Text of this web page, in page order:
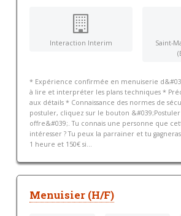
Interaction Interim
Saint-
* Expérience confirmée en menuiserie
à lire et interpréter les plans techniques *
aux détails * Connaissance des normes de
postuler, cliquez sur le bouton
offre&#039;. Tu connais une personne que
intéresser ? Tu peux la parrainer et tu
1 heure et 150€ si...
Menuisier (H/F)